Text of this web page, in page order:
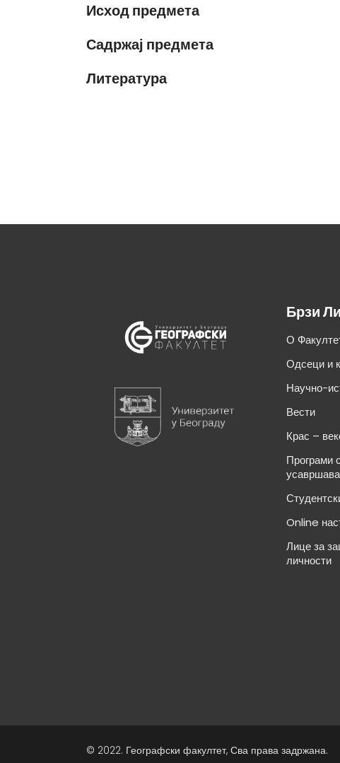
Исход предмета
Садржај предмета
Литература
Брзи
О
Одсеци и
Научно-
Вести
Крас –
Програми
Online
Лице за
личности
© 2022. Географски факултет, Сва права задржана.